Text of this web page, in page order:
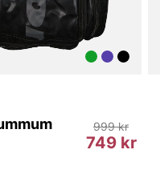
749 kr
999 kr